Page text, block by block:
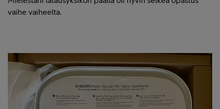
vaihe vaiheelta.